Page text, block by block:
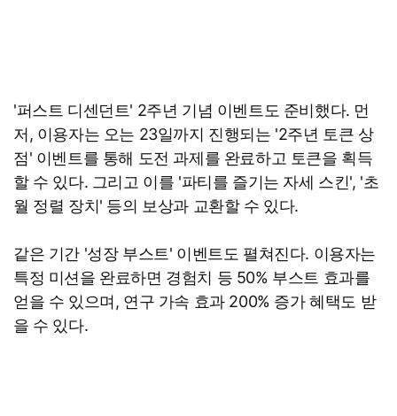
'퍼스트 디센던트' 2주년 기념 이벤트도 준비했다. 먼
저, 이용자는 오는 23일까지 진행되는 '2주년 토큰 상
점' 이벤트를 통해 도전 과제를 완료하고 토큰을 획득
할 수 있다. 그리고 이를 '파티를 즐기는 자세 스킨', '초
월 정렬 장치' 등의 보상과 교환할 수 있다.
같은 기간 '성장 부스트' 이벤트도 펼쳐진다. 이용자는
특정 미션을 완료하면 경험치 등 50% 부스트 효과를
얻을 수 있으며, 연구 가속 효과 200% 증가 혜택도 받
을 수 있다.